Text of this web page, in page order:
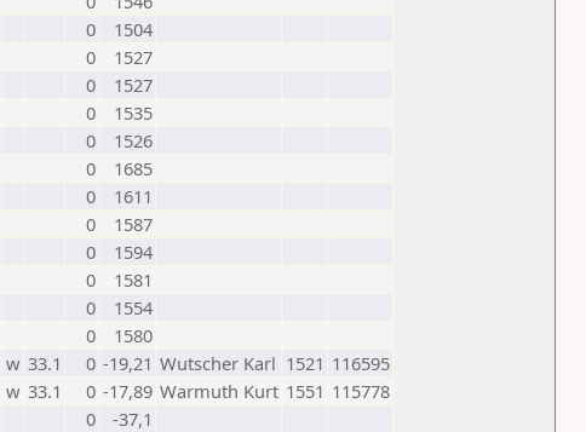
0
1504
0
1527
0
1527
0
1535
0
1526
0
1685
0
1611
0
1587
0
1594
0
1581
0
1554
0
1580
w 33.1 0 -19,21 Wutscher Karl 1521 116595
w 33.1 0 -17,89 Warmuth Kurt 1551 115778
0 -37,1